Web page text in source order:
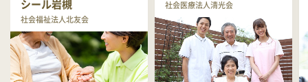
シール岩槻
社会福祉法人北友会
社会医療法人清光会